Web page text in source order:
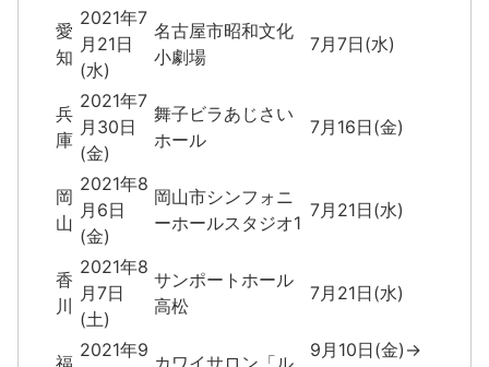
愛
知
2021年7
月21日
(水)
名古屋市昭和文化
小劇場
7月7日(水)
兵
庫
2021年7
月30日
(金)
舞子ビラあじさい
ホール
7月16日(金)
岡
山
2021年8
月6日
(金)
岡山市シンフォニ
ーホールスタジオ1
7月21日(水)
香
川
2021年8
月7日
(土)
サンポートホール
高松
7月21日(水)
2021年9
9月10日(金)→